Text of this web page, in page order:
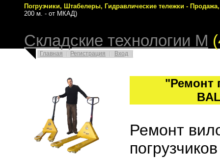
Погрузчики, Штабелеры, Гидравлические тележки -
200 м. - от МКАД)
Складские технологии М
Главная Регистрация Вход
"Ремонт
Ремонт